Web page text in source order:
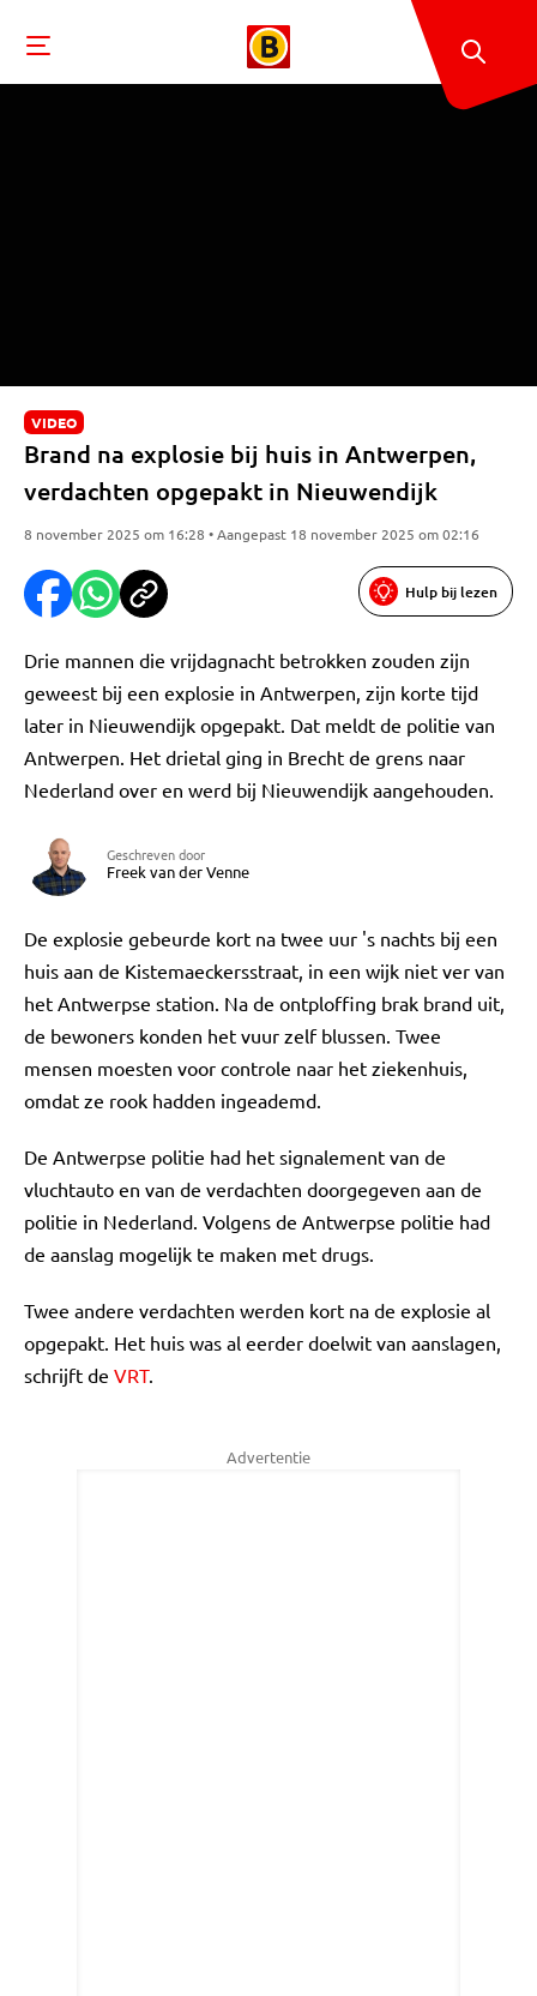
VIDEO
Brand na explosie bij huis in Antwerpen,
verdachten opgepakt in Nieuwendijk
8 november 2025 om 16:28 • Aangepast 18 november 2025 om 02:16
Hulp bij lezen
Drie mannen die vrijdagnacht betrokken zouden zijn
geweest bij een explosie in Antwerpen, zijn korte tijd
later in Nieuwendijk opgepakt. Dat meldt de politie van
Antwerpen. Het drietal ging in Brecht de grens naar
Nederland over en werd bij Nieuwendijk aangehouden.
Geschreven door
Freek van der Venne
De explosie gebeurde kort na twee uur 's nachts bij een
huis aan de Kistemaeckersstraat, in een wijk niet ver van
het Antwerpse station. Na de ontploffing brak brand uit,
de bewoners konden het vuur zelf blussen. Twee
mensen moesten voor controle naar het ziekenhuis,
omdat ze rook hadden ingeademd.
De Antwerpse politie had het signalement van de
vluchtauto en van de verdachten doorgegeven aan de
politie in Nederland. Volgens de Antwerpse politie had
de aanslag mogelijk te maken met drugs.
Twee andere verdachten werden kort na de explosie al
opgepakt. Het huis was al eerder doelwit van aanslagen,
schrijft de VRT.
Advertentie